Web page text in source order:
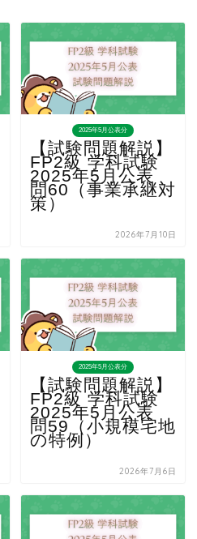
2025年5月公表分
【試験問題解説】
FP2級 学科試験
2025年5月公表
問60（事業承継対
策）
2026年7月10日
2025年5月公表分
【試験問題解説】
FP2級 学科試験
2025年5月公表
問59（小規模宅地
の特例）
2026年7月6日